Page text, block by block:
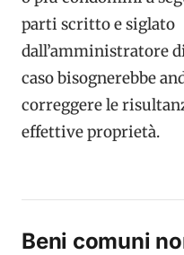
parti scritto e siglato
dall’amministratore
caso bisognerebbe
correggere le
effettive proprietà.
Beni comuni